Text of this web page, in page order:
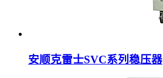
安顺克雷士SVC系列稳压器